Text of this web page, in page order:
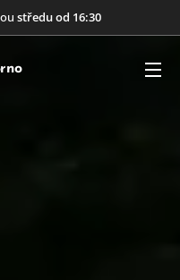
středu od 16:30